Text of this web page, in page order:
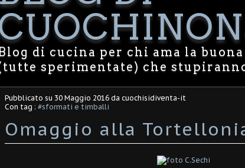
di cucina per chi ama la
sperimentate) che
Pubblicato su 30 Maggio 2016 da cuochisidiventa-it
Con tag : #sformati e timballi
Omaggio alla